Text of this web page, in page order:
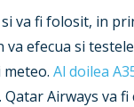
va fi folosit, in
va efecua si
Al doilea
. Qatar Airways va